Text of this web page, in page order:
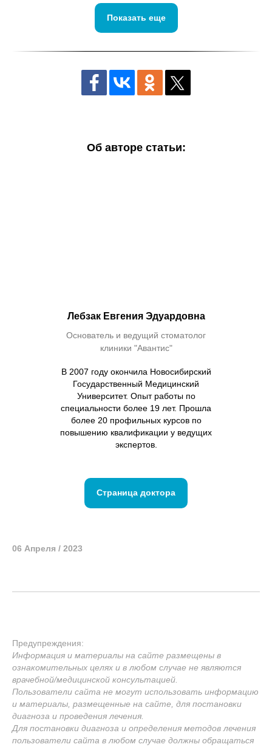
Показать еще
Об авторе статьи:
Лебзак Евгения Эдуардовна
Основатель и ведущий стоматолог
клиники "Авантис"
В 2007 году окончила Новосибирский
Государственный Медицинский
Университет. Опыт работы по
специальности более 19 лет. Прошла
более 20 профильных курсов по
повышению квалификации у ведущих
экспертов.
Страница доктора
06 Апреля / 2023
Предупреждения:
Информация и материалы на сайте размещены в
ознакомительных целях и в любом случае не являются
врачебной/медицинской консультацией.
Пользователи сайта не могут использовать информацию
и материалы, размещенные на сайте, для постановки
диагноза и проведения лечения.
Для постановки диагноза и определения методов лечения
пользователи сайта в любом случае должны обращаться